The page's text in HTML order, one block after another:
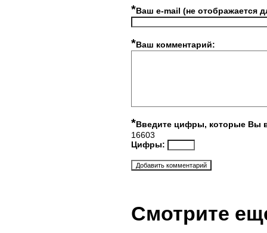
*Ваш e-mail (не отображается
*Ваш комментарий:
*Введите цифры, которые Вы
16603
Цифры:
Смотрите